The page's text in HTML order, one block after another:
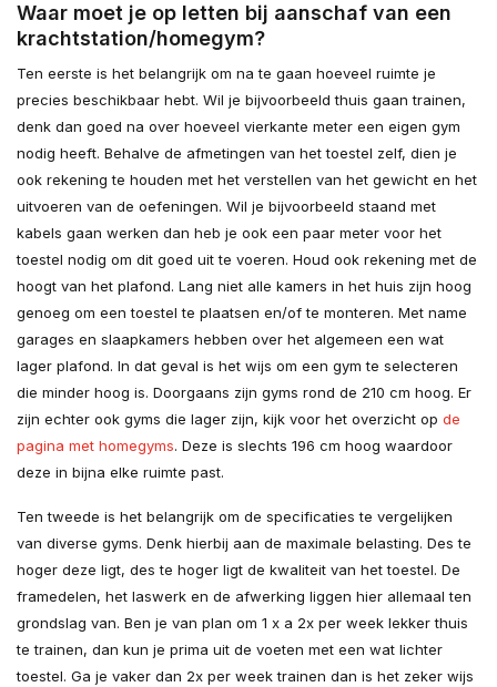
Waar moet je op letten bij aanschaf van een
krachtstation/homegym?
Ten eerste is het belangrijk om na te gaan hoeveel ruimte je
precies beschikbaar hebt. Wil je bijvoorbeeld thuis gaan trainen,
denk dan goed na over hoeveel vierkante meter een eigen gym
nodig heeft. Behalve de afmetingen van het toestel zelf, dien je
ook rekening te houden met het verstellen van het gewicht en het
uitvoeren van de oefeningen. Wil je bijvoorbeeld staand met
kabels gaan werken dan heb je ook een paar meter voor het
toestel nodig om dit goed uit te voeren. Houd ook rekening met de
hoogt van het plafond. Lang niet alle kamers in het huis zijn hoog
genoeg om een toestel te plaatsen en/of te monteren. Met name
garages en slaapkamers hebben over het algemeen een wat
lager plafond. In dat geval is het wijs om een gym te selecteren
die minder hoog is. Doorgaans zijn gyms rond de 210 cm hoog. Er
zijn echter ook gyms die lager zijn, kijk voor het overzicht op de
pagina met homegyms. Deze is slechts 196 cm hoog waardoor
deze in bijna elke ruimte past.
Ten tweede is het belangrijk om de specificaties te vergelijken
van diverse gyms. Denk hierbij aan de maximale belasting. Des te
hoger deze ligt, des te hoger ligt de kwaliteit van het toestel. De
framedelen, het laswerk en de afwerking liggen hier allemaal ten
grondslag van. Ben je van plan om 1 x a 2x per week lekker thuis
te trainen, dan kun je prima uit de voeten met een wat lichter
toestel. Ga je vaker dan 2x per week trainen dan is het zeker wijs